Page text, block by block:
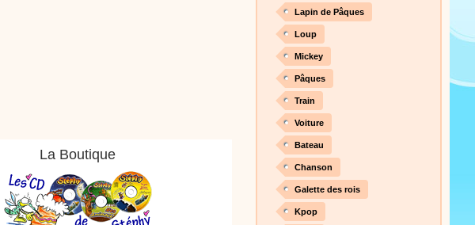
La Boutique
Lapin de Pâques
Loup
Mickey
Pâques
Train
Voiture
Bateau
Chanson
Galette des rois
Kpop